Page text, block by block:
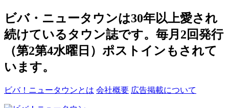
ビバ・ニュータウンは30年以上愛され
続けているタウン誌です。毎月2回発行
（第2第4水曜日）ポストインもされて
います。
ビバ！ニュータウンとは 会社概要 広告掲載について